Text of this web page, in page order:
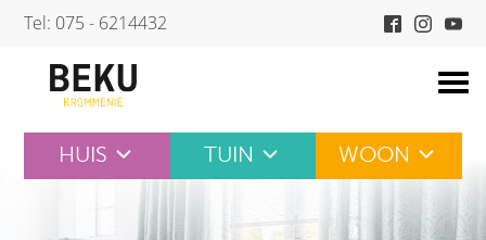
Skip
content
Tel: 075 - 6214432
HUIS TUIN WOON